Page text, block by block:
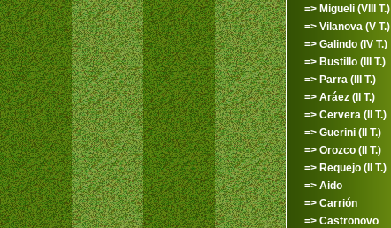
=> Migueli (VIII T.)
=> Vilanova (V T.)
=> Galindo (IV T.)
=> Bustillo (III T.)
=> Parra (III T.)
=> Aráez (II T.)
=> Cervera (II T.)
=> Guerini (II T.)
=> Orozco (II T.)
=> Requejo (II T.)
=> Aido
=> Carrión
=> Castronovo